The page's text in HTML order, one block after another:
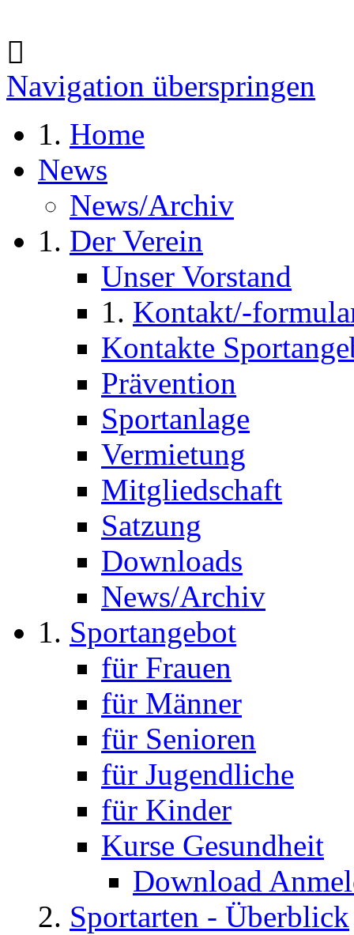
Navigation überspringen
Home
News
News/Archiv
Der Verein
Unser Vorstand
Kontakt/-
Kontakte
Prävention
Sportanlage
Vermietung
Mitgliedschaft
Satzung
Downloads
News/Archiv
Sportangebot
für Frauen
für Männer
für Senioren
für Jugendliche
für Kinder
Kurse Gesundheit
Download
Sportarten - Überblick